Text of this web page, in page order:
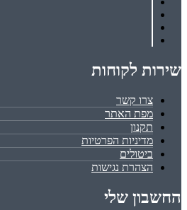
שירות לקוחות
צרו קשר
מפת האתר
תקנון
מדיניות הפרטיות
ביטולים
הצהרת נגישות
החשבון שלי